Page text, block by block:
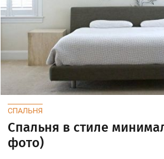
СПАЛЬНЯ
Спальня в стиле
фото)